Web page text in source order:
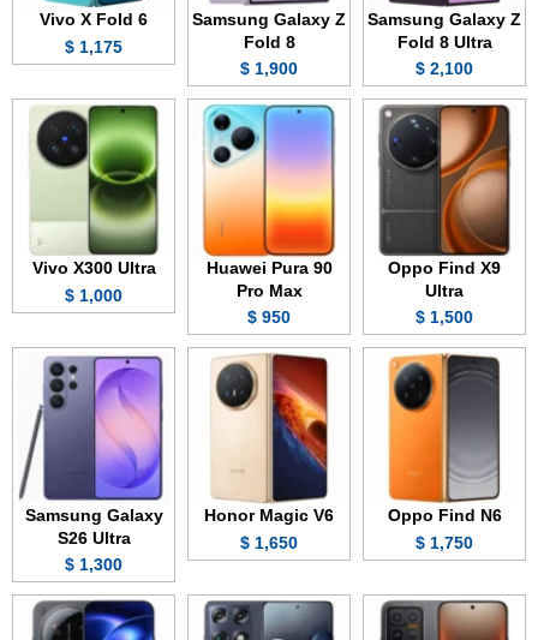
Samsung Galaxy Z
Fold 8 Ultra
2,100 $
Samsung Galaxy Z
Fold 8
1,900 $
Vivo X Fold 6
1,175 $
Oppo Find X9
Ultra
1,500 $
Huawei Pura 90
Pro Max
950 $
Vivo X300 Ultra
1,000 $
Oppo Find N6
1,750 $
Honor Magic V6
1,650 $
Samsung Galaxy
S26 Ultra
1,300 $